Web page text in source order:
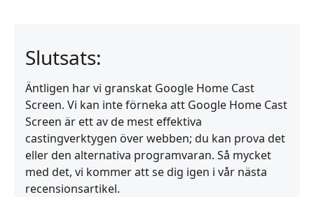
Slutsats:
Äntligen har vi granskat Google Home Cast
Screen. Vi kan inte förneka att Google Home Cast
Screen är ett av de mest effektiva
castingverktygen över webben; du kan prova det
eller den alternativa programvaran. Så mycket
med det, vi kommer att se dig igen i vår nästa
recensionsartikel.